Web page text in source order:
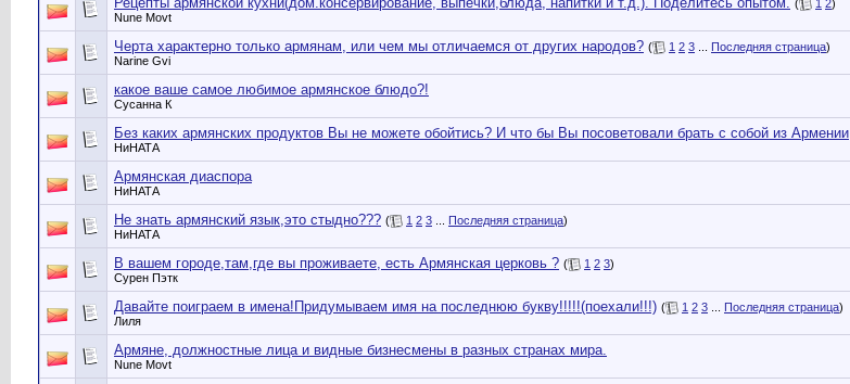
( 1 2)
Nune Movt
Черта характерно только армянам, или чем мы отличаемся от других народов? ( 1 2 3 Последняя страница)
Narine Gvi
какое ваше самое любимое армянское блюдо?!
Сусанна К
Без каких армянских продуктов Вы не можете обойтись? И что бы Вы посоветовали брать с собой из Армении
НиНАТА
Армянская диаспора
НиНАТА
Не знать армянский язык,это стыдно??? ( 1 2 3 Последняя страница)
НиНАТА
В вашем городе,там,где вы проживаете, есть Армянская церковь ? ( 1 2 3)
Сурен Пэтк
Давайте поиграем в имена!Придумываем имя на последнюю букву!!!!!(поехали!!!) ( 1 2 3 Последняя страница)
Лиля
Армяне, должностные лица и видные бизнесмены в разных странах мира.
Nune Movt